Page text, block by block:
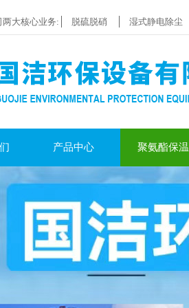
两大核心业务: 脱硫脱硝 湿式静电除尘
产品中心 聚氨酯保温